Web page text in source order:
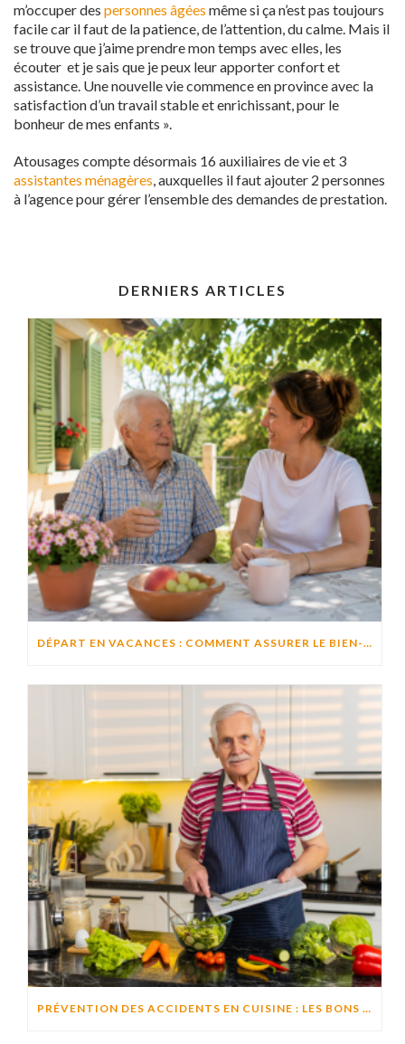
m’occuper des personnes âgées même si ça n’est pas toujours
facile car il faut de la patience, de l’attention, du calme. Mais il
se trouve que j’aime prendre mon temps avec elles, les
écouter et je sais que je peux leur apporter confort et
assistance. Une nouvelle vie commence en province avec la
satisfaction d’un travail stable et enrichissant, pour le
bonheur de mes enfants ».
Atousages compte désormais 16 auxiliaires de vie et 3
assistantes ménagères, auxquelles il faut ajouter 2 personnes
à l’agence pour gérer l’ensemble des demandes de prestation.
DERNIERS ARTICLES
DÉPART EN VACANCES : COMMENT ASSURER LE BIEN-ÊTRE D’UN PROCHE RESTÉ À DOMICILE ?
PRÉVENTION DES ACCIDENTS EN CUISINE : LES BONS RÉFLEXES POUR CUISINER EN TOUTE SÉCURITÉ